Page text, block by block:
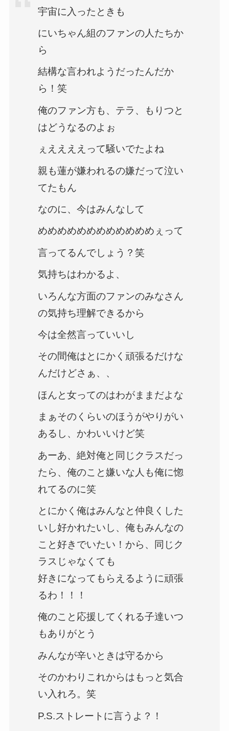
宇宙に入ったときも
にいちゃん組のファンの人たちか
ら
結構な言われようだったんだか
ら！笑
俺のファン方も、テラ、もりつと
はどうなるのよぉ
ぇええええって騒いでたよね
親も蓮が嫌われるの嫌だって泣い
てたもん
なのに、今はみんなして
めめめめめめめめめめめめぇって
言ってるんでしょう？笑
気持ちはわかるよ、
いろんな方面のファンのみなさん
の気持ち理解できるから
今は全然言っていいし
その間俺はとにかく頑張るだけな
んだけどさぁ、、
ほんと女ってのはわがままだよな
まぁそのくらいのほうがやりがい
あるし、かわいいけど笑
あーあ、絶対俺と同じクラスだっ
たら、俺のこと嫌いな人も俺に惚
れてるのに笑
とにかく俺はみんなと仲良くした
いし好かれたいし、俺もみんなの
こと好きでいたい！から、同じク
ラスじゃなくても
好きになってもらえるように頑張
るわ！！！
俺のこと応援してくれる子達いつ
もありがとう
みんなが辛いときは守るから
そのかわりこれからはもっと気合
い入れろ。笑
P.S.ストレートに言うよ？！